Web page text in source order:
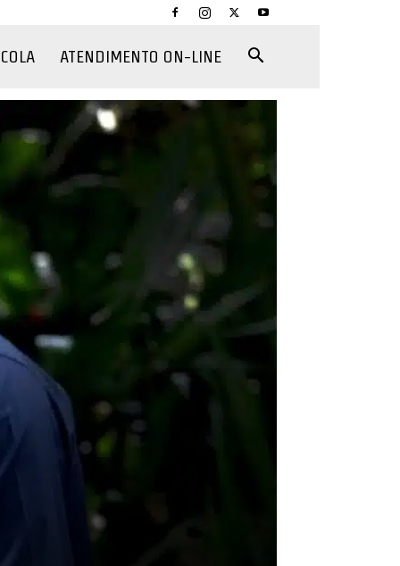
ATENDIMENTO ON-LINE